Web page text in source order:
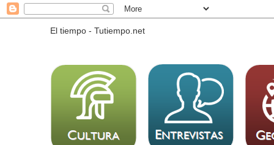
El tiempo - Tutiempo.net